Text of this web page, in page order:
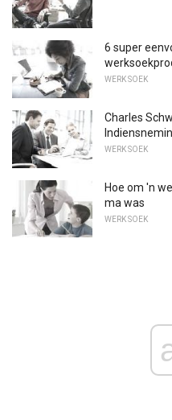
6 super
WERK SOEK
Charles
WERK SOEK
Hoe om 'n
ma was
WERK SOEK